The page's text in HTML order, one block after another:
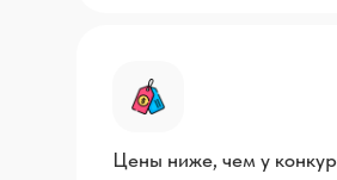
Цены ниже, чем у